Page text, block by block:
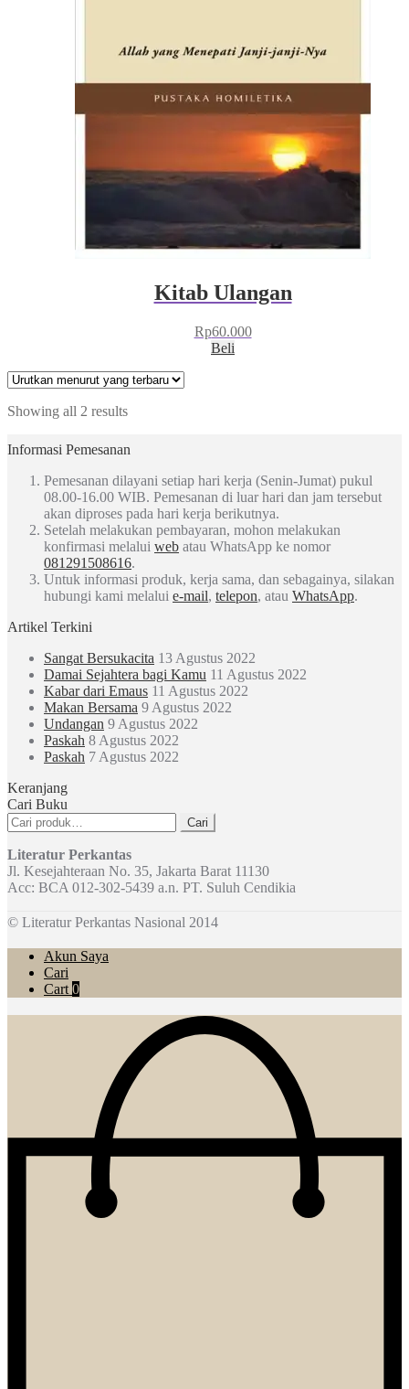
Kitab Ulangan
Rp60.000
Beli
Showing all 2 results
Informasi Pemesanan
Pemesanan dilayani setiap hari kerja (Senin-Jumat) pukul
08.00-16.00 WIB. Pemesanan di luar hari dan jam tersebut
akan diproses pada hari kerja berikutnya.
Setelah melakukan pembayaran, mohon melakukan
konfirmasi melalui web atau WhatsApp ke nomor
081291508616.
Untuk informasi produk, kerja sama, dan sebagainya, silakan
hubungi kami melalui e-mail, telepon, atau WhatsApp.
Artikel Terkini
Sangat Bersukacita 13 Agustus 2022
Damai Sejahtera bagi Kamu 11 Agustus 2022
Kabar dari Emaus 11 Agustus 2022
Makan Bersama 9 Agustus 2022
Undangan 9 Agustus 2022
Paskah 8 Agustus 2022
Paskah 7 Agustus 2022
Keranjang
Cari Buku
Pencarian
untuk:
Cari
Literatur Perkantas
Jl. Kesejahteraan No. 35, Jakarta Barat 11130
Acc: BCA 012-302-5439 a.n. PT. Suluh Cendikia
© Literatur Perkantas Nasional 2014
Akun Saya
Cari
Cart 0